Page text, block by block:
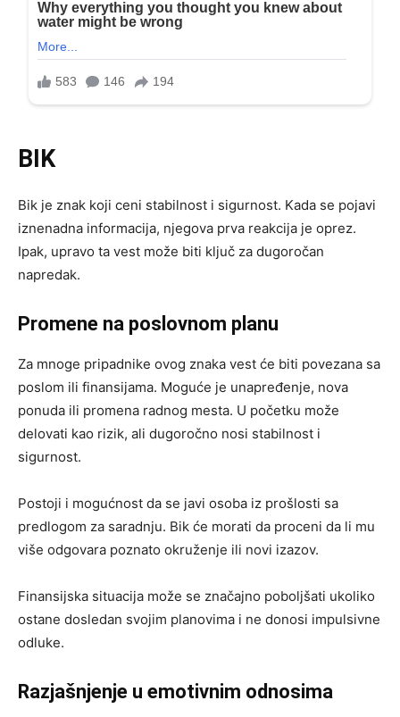
BIK
Bik je znak koji ceni stabilnost i sigurnost. Kada se pojavi
iznenadna informacija, njegova prva reakcija je oprez.
Ipak, upravo ta vest može biti ključ za dugoročan
napredak.
Promene na poslovnom planu
Za mnoge pripadnike ovog znaka vest će biti povezana sa
poslom ili finansijama. Moguće je unapređenje, nova
ponuda ili promena radnog mesta. U početku može
delovati kao rizik, ali dugoročno nosi stabilnost i
sigurnost.
Postoji i mogućnost da se javi osoba iz prošlosti sa
predlogom za saradnju. Bik će morati da proceni da li mu
više odgovara poznato okruženje ili novi izazov.
Finansijska situacija može se značajno poboljšati ukoliko
ostane dosledan svojim planovima i ne donosi impulsivne
odluke.
Razjašnjenje u emotivnim odnosima